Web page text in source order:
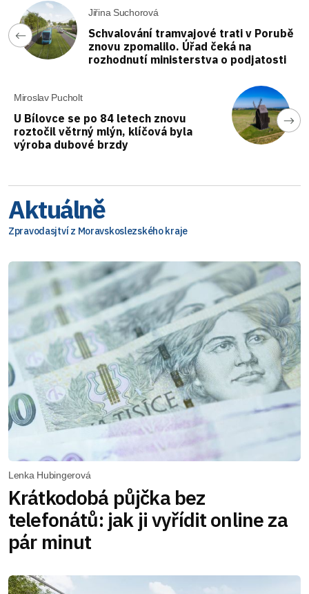
Jiřina Suchorová
Schvalování tramvajové trati v Porubě
znovu zpomalilo. Úřad čeká na
rozhodnutí ministerstva o podjatosti
Miroslav Pucholt
U Bílovce se po 84 letech znovu
roztočil větrný mlýn, klíčová byla
výroba dubové brzdy
Aktuálně
Zpravodasjtví z Moravskoslezského kraje
Lenka Hubingerová
Krátkodobá půjčka bez
telefonátů: jak ji vyřídit online za
pár minut